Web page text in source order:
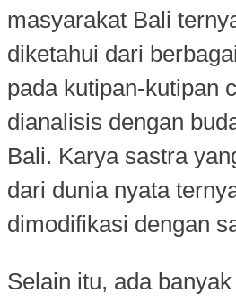
masyarakat Bali
diketahui dari
pada kutipan-kutipan
dianalisis dengan
Bali. Karya sastra
dari dunia nyata
dimodifikasi dengan
Selain itu, ada